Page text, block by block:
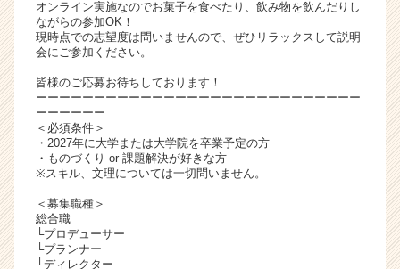
ア
（C
h
e
a
r
e
オンライン実施なのでお菓子を食べたり、飲み物を飲んだりし
ながらの参加OK！
現時点での志望度は問いませんので、ぜひリラックスして説明
会にご参加ください。
皆様のご応募お待ちしております！
ーーーーーーーーーーーーーーーーーーーーーーーーーーーー
ーーーーーー
＜必須条件＞
・2027年に大学または大学院を卒業予定の方
・ものづくり or 課題解決が好きな方
※スキル、文理については一切問いません。
＜募集職種＞
総合職
└プロデューサー
└プランナー
└ディレクター